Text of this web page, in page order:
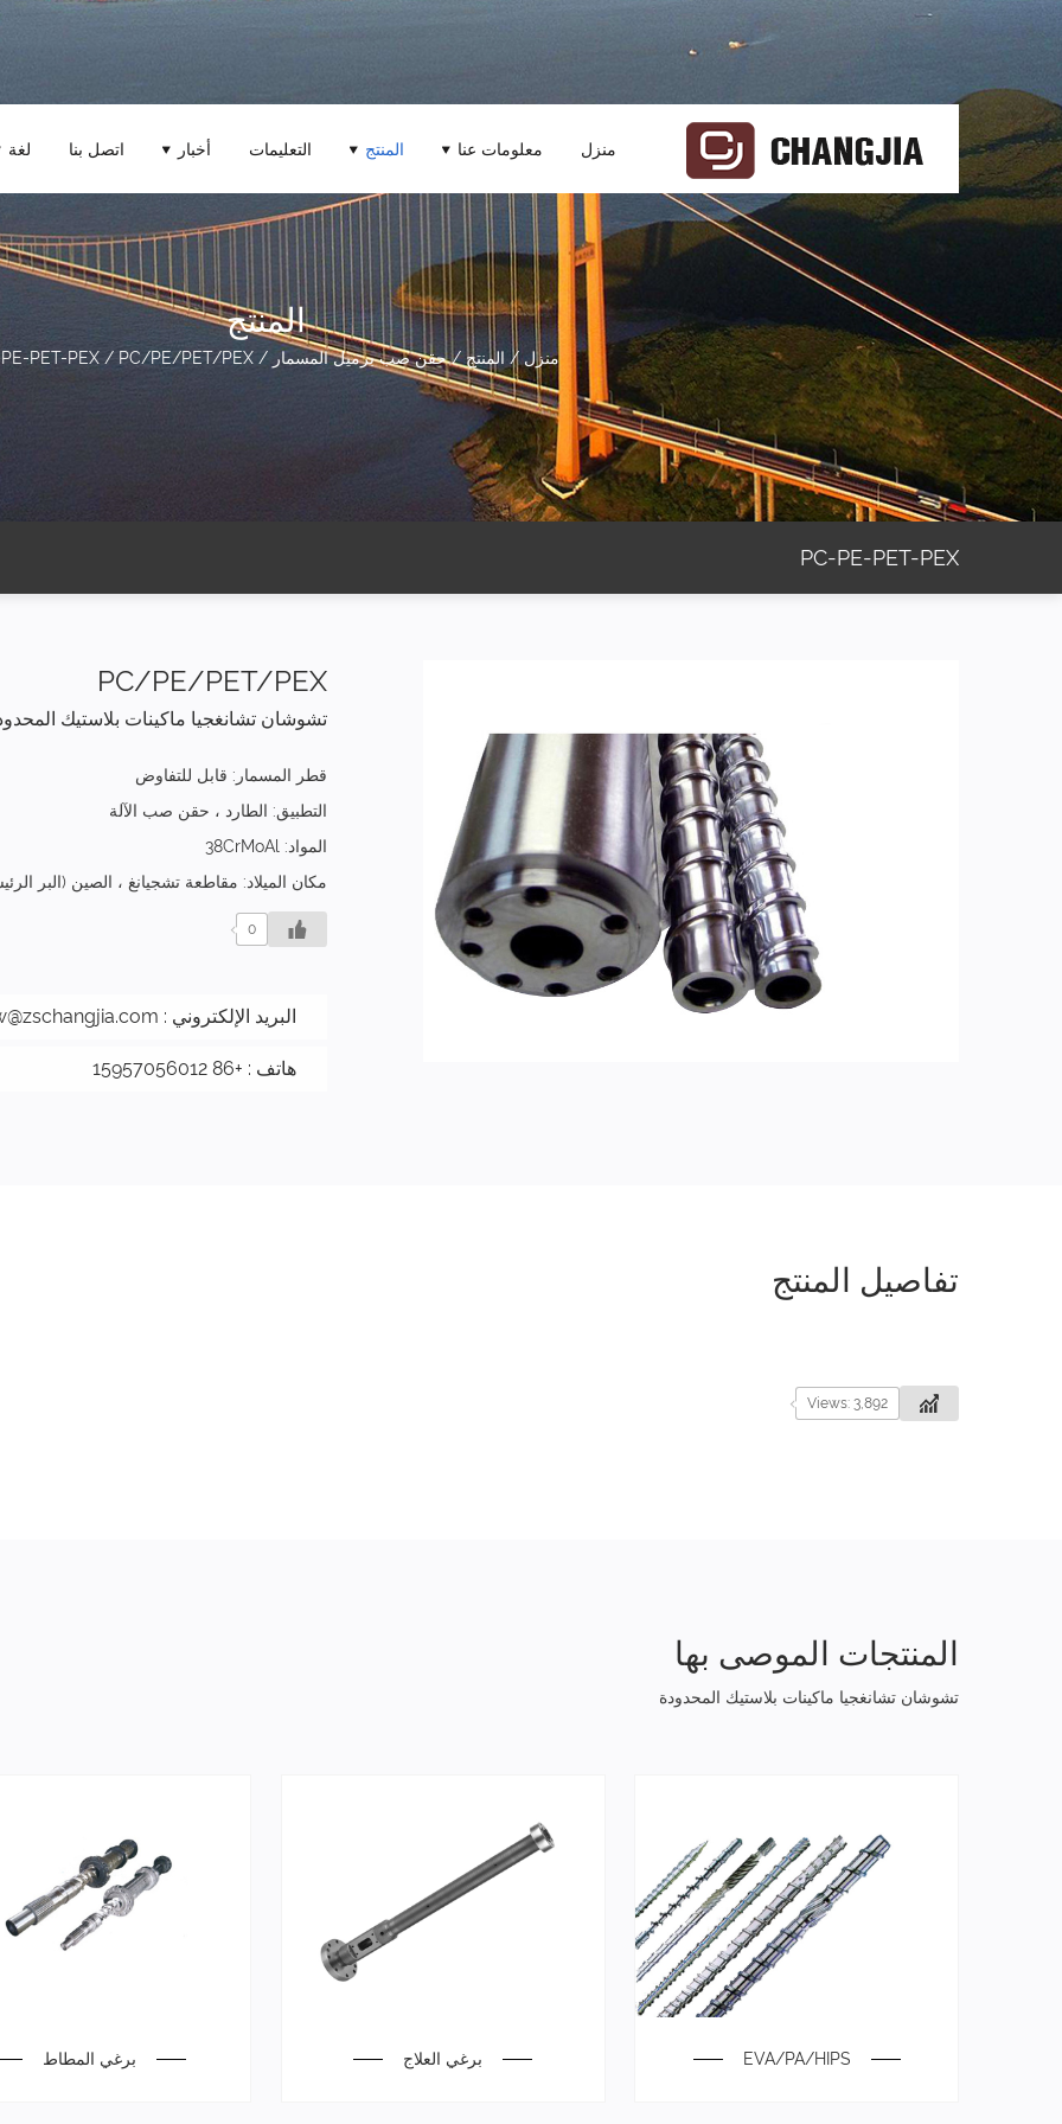
منزل معلومات عنا المنتج التعليمات أخبار اتصل بنا لغة
المنتج
منزل / المنتج /حقن صب برميل المسمار /
PET-PEX / PC/PE/PET/PEX
PC-PE-PET-PEX
PC/PE/PET/PEX
تشوشان تشانغجيا ماكينات بلاستيك
قطر المسمار: قابل للتفاوض
التطبيق: الطارد ، حقن صب الآلة
المواد: 38CrMoAl
مكان الميلاد: مقاطعة تشجيانغ ، الصين (البر
0
البريد الإلكتروني :
هاتف : +86 15957056012
تفاصيل المنتج
Views: 3,892
المنتجات الموصى بها
تشوشان تشانغجيا ماكينات بلاستيك المحدودة
EVA/PA/HIPS برغي العلاج برغي المطاط